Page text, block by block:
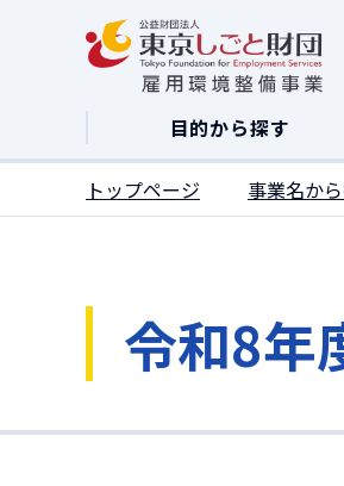
ここがページトップです
目的から探す
トップページ 事業名か
令和8年